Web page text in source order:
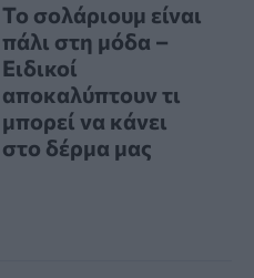
Το σολάριουμ είναι
πάλι στη μόδα –
Ειδικοί
αποκαλύπτουν τι
μπορεί να κάνει
στο δέρμα μας